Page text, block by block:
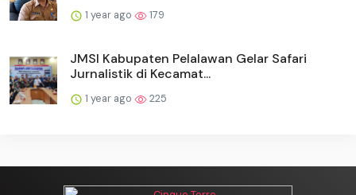
1 year ago 179
JMSI Kabupaten Pelalawan Gelar Safari
Jurnalistik di Kecamat...
1 year ago 225